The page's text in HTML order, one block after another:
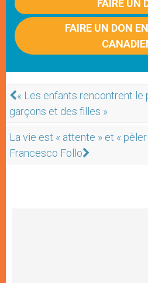
FAIRE UN
FAIRE UN DON
« Les enfants rencontrent le
garçons et des filles »
La vie est « attente » et «
Francesco Follo